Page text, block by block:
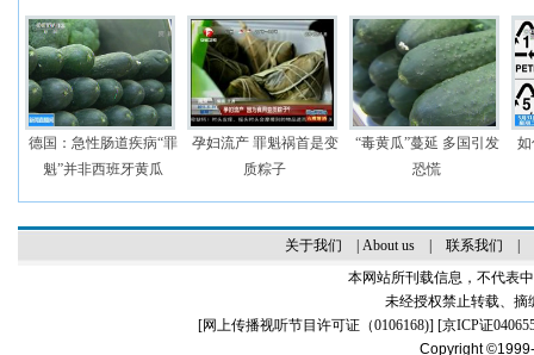
德国：急性肠道疾病“罪
魁”并非西班牙黄瓜
孕妇流产 罪魁祸首是变
质粽子
“毒黄瓜”蔓延 多国引发
恐慌
关于我们 About us| 联系我们
本网站所刊载信息，不代表
未经授权禁止转载、摘
[网上传播视听节目许可证（0106168)] [京ICP证
Copyright